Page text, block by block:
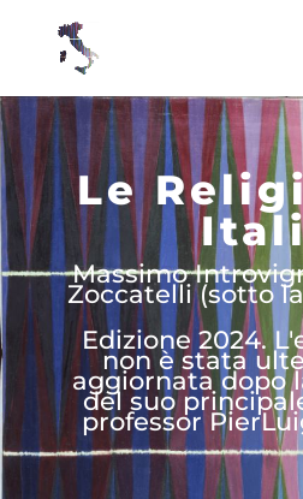
Le
Massimo
Zoccatelli (sotto
Edizione 2024.
non è stata
aggiornata dopo
del suo
professor